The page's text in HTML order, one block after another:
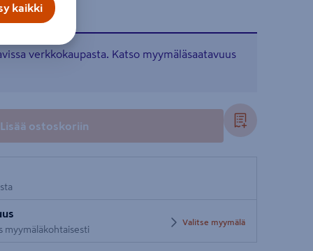
verkkokaupasta. Katso myymäläsaatavuus
Lisää ostoskoriin
myymäläkohtaisesti
Valitse myymälä
kaikki